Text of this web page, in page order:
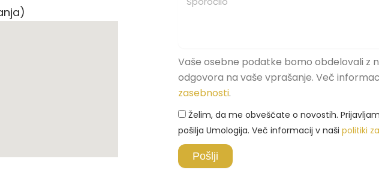
Vaše osebne podatke bomo obdelovali z
odgovora na vaše vprašanje. Več
zasebnosti.
Želim, da me obveščate o novostih.
pošilja Umologija. Več informacij v naši politiki
Pošlji